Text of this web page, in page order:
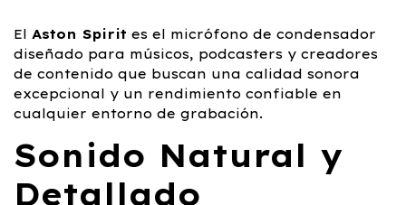
El Aston Spirit es el micrófono de condensador
diseñado para músicos, podcasters y creadores
de contenido que buscan una calidad sonora
excepcional y un rendimiento confiable en
cualquier entorno de grabación.
Sonido Natural y
Detallado